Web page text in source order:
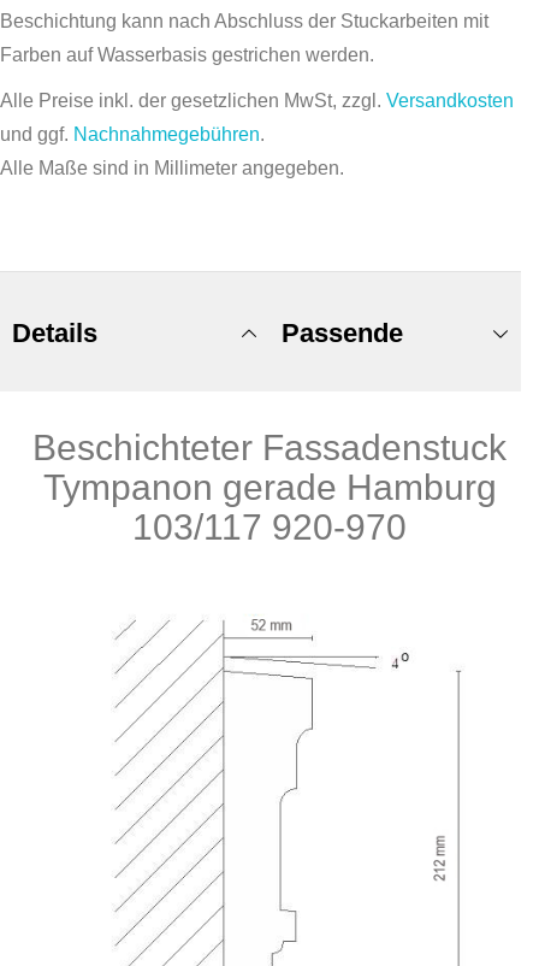
Beschichtung kann nach Abschluss der Stuckarbeiten mit
Farben auf Wasserbasis gestrichen werden.
Alle Preise inkl. der gesetzlichen MwSt, zzgl. Versandkosten
und ggf. Nachnahmegebühren.
Alle Maße sind in Millimeter angegeben.
Details
Beschichteter Fassadenstuck
Tympanon gerade Hamburg
103/117 920-970
Passende
Produkte